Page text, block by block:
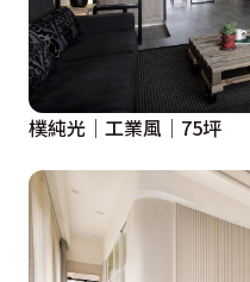
樸純光│工業風│75坪